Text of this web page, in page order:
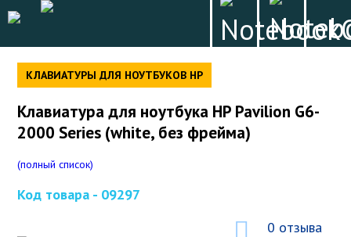
КЛАВИАТУРЫ ДЛЯ НОУТБУКОВ HP
Клавиатура для ноутбука HP Pavilion G6-
2000 Series (white, без фрейма)
(полный список)
Код товара - 09297
0 отзыва